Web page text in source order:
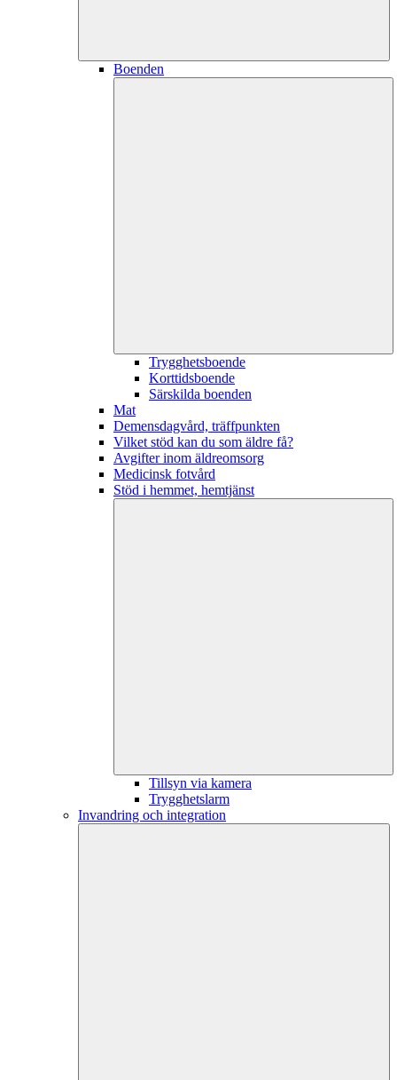
Boenden
Trygghetsboende
Korttidsboende
Särskilda boenden
Mat
Demensdagvård, träffpunkten
Vilket stöd kan du som äldre få?
Avgifter inom äldreomsorg
Medicinsk fotvård
Stöd i hemmet, hemtjänst
Tillsyn via kamera
Trygghetslarm
Invandring och integration